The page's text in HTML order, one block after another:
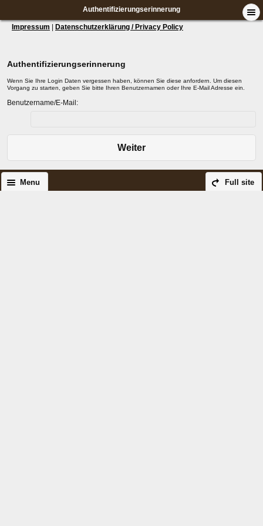
Authentifizierungserinnerung
Impressum Datenschutzerklärung / Privacy Policy
Authentifizierungserinnerung
Wenn Sie Ihre Login Daten vergessen haben, können Sie diese anfordern. Um diesen
Vorgang zu starten, geben Sie bitte Ihren Benutzernamen oder Ihre E-Mail Adresse ein.
Benutzername/E-Mail:
Weiter
Full site
Menu